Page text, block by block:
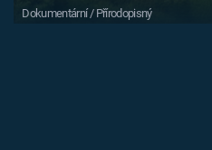
Dokumentární / Přírodopisný